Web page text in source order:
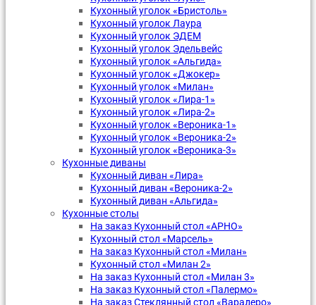
Кухонный уголок «Бристоль»
Кухонный уголок Лаура
Кухонный уголок ЭДЕМ
Кухонный уголок Эдельвейс
Кухонный уголок «Альгида»
Кухонный уголок «Джокер»
Кухонный уголок «Милан»
Кухонный уголок «Лира-1»
Кухонный уголок «Лира-2»
Кухонный уголок «Вероника-1»
Кухонный уголок «Вероника-2»
Кухонный уголок «Вероника-3»
Кухонные диваны
Кухонный диван «Лира»
Кухонный диван «Вероника-2»
Кухонный диван «Альгида»
Кухонные столы
На заказ Кухонный стол «АРНО»
Кухонный стол «Марсель»
На заказ Кухонный стол «Милан»
Кухонный стол «Милан 2»
На заказ Кухонный стол «Милан 3»
На заказ Кухонный стол «Палермо»
На заказ Стеклянный стол «Варадеро»